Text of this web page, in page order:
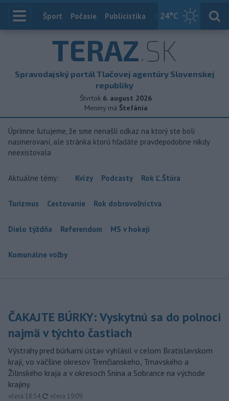
24°C
Index
Šport Počasie Publicistika Slovensko
TERAZ.SK
Spravodajský portál Tlačovej agentúry Slovenskej
republiky
Štvrtok 6. august 2026
Meniny má Štefánia
Úprimne ľutujeme, že sme nenašli odkaz na ktorý ste boli
nasmerovaní, ale stránka ktorú hľadáte pravdepodobne nikdy
neexistovala
Aktuálne témy: Kvízy Podcasty Rok Ľ.Štúra
Turizmus Cestovanie Rok dobrovoľníctva
Dielo týždňa Referendum MS v hokeji
Komunálne voľby
ČAKAJTE BÚRKY: Vyskytnú sa do polnoci
najmä v týchto častiach
Výstrahy pred búrkami ústav vyhlásil v celom Bratislavskom
kraji, vo väčšine okresov Trenčianskeho, Trnavského a
Žilinského kraja a v okresoch Snina a Sobrance na východe
krajiny.
včera 18:54, aktualizované
včera 19:09